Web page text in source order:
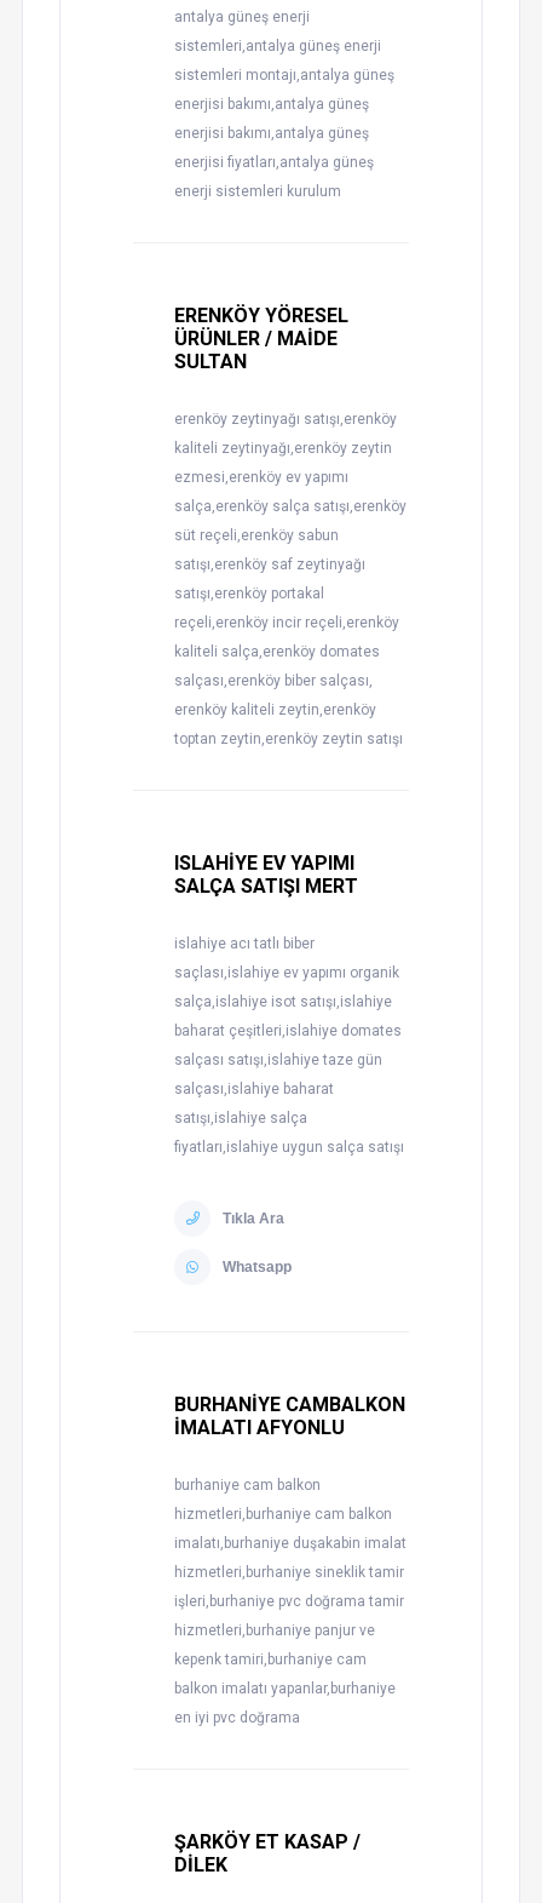
antalya güneş enerji
sistemleri,antalya güneş enerji
sistemleri montajı,antalya güneş
enerjisi bakımı,antalya güneş
enerjisi bakımı,antalya güneş
enerjisi fiyatları,antalya güneş
enerji sistemleri kurulum
ERENKÖY YÖRESEL
ÜRÜNLER / MAİDE
SULTAN
erenköy zeytinyağı satışı,erenköy
kaliteli zeytinyağı,erenköy zeytin
ezmesi,erenköy ev yapımı
salça,erenköy salça satışı,erenköy
süt reçeli,erenköy sabun
satışı,erenköy saf zeytinyağı
satışı,erenköy portakal
reçeli,erenköy incir reçeli,erenköy
kaliteli salça,erenköy domates
salçası,erenköy biber salçası,
erenköy kaliteli zeytin,erenköy
toptan zeytin,erenköy zeytin satışı
ISLAHİYE EV YAPIMI
SALÇA SATIŞI MERT
islahiye acı tatlı biber
saçlası,islahiye ev yapımı organik
salça,islahiye isot satışı,islahiye
baharat çeşitleri,islahiye domates
salçası satışı,islahiye taze gün
salçası,islahiye baharat
satışı,islahiye salça
fiyatları,islahiye uygun salça satışı
Tıkla Ara
Whatsapp
BURHANİYE CAMBALKON
İMALATI AFYONLU
burhaniye cam balkon
hizmetleri,burhaniye cam balkon
imalatı,burhaniye duşakabin imalat
hizmetleri,burhaniye sineklik tamir
işleri,burhaniye pvc doğrama tamir
hizmetleri,burhaniye panjur ve
kepenk tamiri,burhaniye cam
balkon imalatı yapanlar,burhaniye
en iyi pvc doğrama
ŞARKÖY ET KASAP /
DİLEK